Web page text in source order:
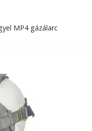
MP4 gázálarc